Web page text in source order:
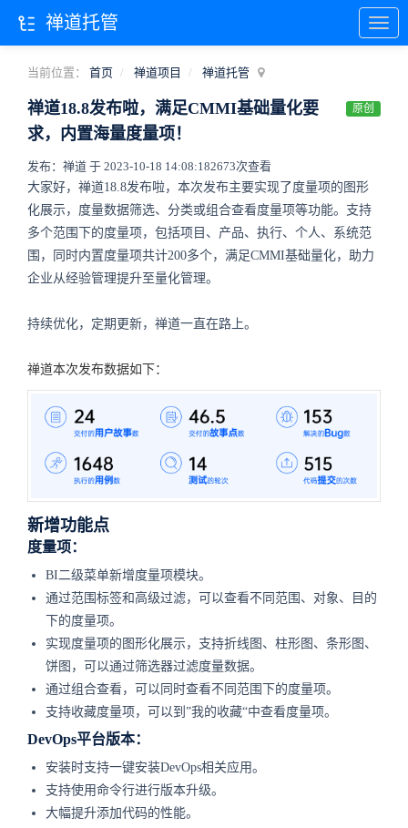
当前位置： 首页 禅道项目 禅道托管
禅道18.8发布啦，满足CMMI基础量化要
求，内置海量度量项！
原创
发布：禅道 于 2023-10-18 14:08:182673次查看
大家好，禅道18.8发布啦，本次发布主要实现了度量项的图形
化展示，度量数据筛选、分类或组合查看度量项等功能。支持
多个范围下的度量项，包括项目、产品、执行、个人、系统范
围，同时内置度量项共计200多个，满足CMMI基础量化，助力
企业从经验管理提升至量化管理。
持续优化，定期更新，禅道一直在路上。
禅道本次发布数据如下：
新增功能点
度量项：
BI二级菜单新增度量项模块。
通过范围标签和高级过滤，可以查看不同范围、对象、目的
下的度量项。
实现度量项的图形化展示，支持折线图、柱形图、条形图、
饼图，可以通过筛选器过滤度量数据。
通过组合查看，可以同时查看不同范围下的度量项。
支持收藏度量项，可以到”我的收藏“中查看度量项。
DevOps平台版本：
安装时支持一键安装DevOps相关应用。
支持使用命令行进行版本升级。
大幅提升添加代码的性能。
禅道托管